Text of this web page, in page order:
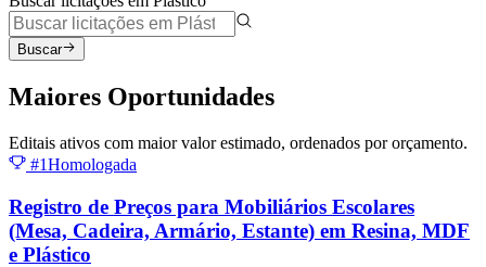
Buscar
Maiores Oportunidades
Editais ativos com maior valor estimado, ordenados por orçamento.
#1Homologada
Registro de Preços para Mobiliários Escolares
(Mesa, Cadeira, Armário, Estante) em Resina, MDF
e Plástico